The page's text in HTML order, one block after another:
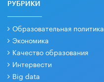
РУБРИКИ
Образовательная политика
Экономика
Качество образования
Интервести
Big data